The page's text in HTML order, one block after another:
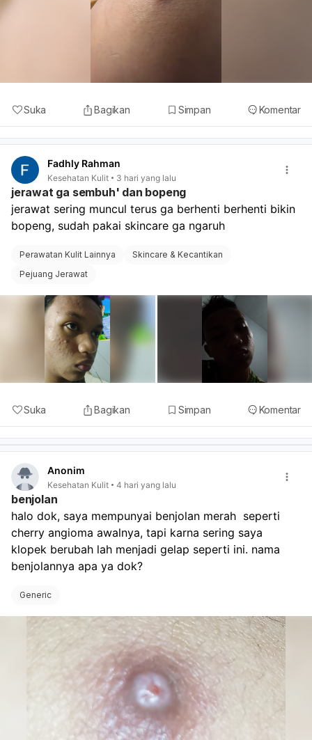
Suka Bagikan Simpan Komentar
Fadhly Rahman
Kesehatan Kulit 3 hari yang lalu
jerawat ga sembuh' dan bopeng
jerawat sering muncul terus ga berhenti berhenti bikin
bopeng, sudah pakai skincare ga ngaruh
Perawatan Kulit Lainnya
Skincare & Kecantikan
Pejuang Jerawat
Suka Bagikan Simpan Komentar
Anonim
Kesehatan Kulit 4 hari yang lalu
benjolan
halo dok, saya mempunyai benjolan merah  seperti
cherry angioma awalnya, tapi karna sering saya
klopek berubah lah menjadi gelap seperti ini. nama
benjolannya apa ya dok?
Generic